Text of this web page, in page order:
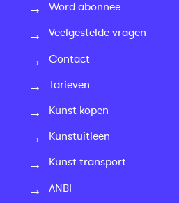
Word abonnee
Veelgestelde vragen
Contact
Tarieven
Kunst kopen
Kunstuitleen
Kunst transport
ANBI